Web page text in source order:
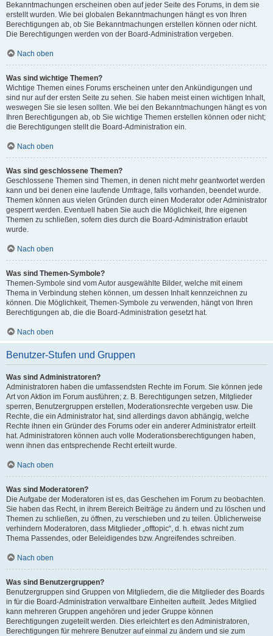
Bekanntmachungen erscheinen oben auf jeder Seite des Forums, in dem sie
erstellt wurden. Wie bei globalen Bekanntmachungen hängt es von Ihren
Berechtigungen ab, ob Sie Bekanntmachungen erstellen können oder nicht.
Die Berechtigungen werden von der Board-Administration vergeben.
Nach oben
Was sind wichtige Themen?
Wichtige Themen eines Forums erscheinen unter den Ankündigungen und
sind nur auf der ersten Seite zu sehen. Sie haben meist einen wichtigen Inhalt,
weswegen Sie sie lesen sollten. Wie bei den Bekanntmachungen hängt es von
Ihren Berechtigungen ab, ob Sie wichtige Themen erstellen können oder nicht;
die Berechtigungen stellt die Board-Administration ein.
Nach oben
Was sind geschlossene Themen?
Geschlossene Themen sind Themen, in denen nicht mehr geantwortet werden
kann und bei denen eine laufende Umfrage, falls vorhanden, beendet wurde.
Themen können aus vielen Gründen durch einen Moderator oder Administrator
gesperrt werden. Eventuell haben Sie auch die Möglichkeit, Ihre eigenen
Themen zu schließen, sofern dies durch die Board-Administration erlaubt
wurde.
Nach oben
Was sind Themen-Symbole?
Themen-Symbole sind vom Autor ausgewählte Bilder, welche mit einem
Thema in Verbindung stehen können, um dessen Inhalt kennzeichnen zu
können. Die Möglichkeit, Themen-Symbole zu verwenden, hängt von Ihren
Berechtigungen ab, die die Board-Administration gesetzt hat.
Nach oben
Benutzer-Stufen und Gruppen
Was sind Administratoren?
Administratoren haben die umfassendsten Rechte im Forum. Sie können jede
Art von Aktion im Forum ausführen; z. B. Berechtigungen setzen, Mitglieder
sperren, Benutzergruppen erstellen, Moderationsrechte vergeben usw. Die
Rechte, die ein Administrator hat, sind allerdings davon abhängig, welche
Rechte ihnen ein Gründer des Forums oder ein anderer Administrator erteilt
hat. Administratoren können auch volle Moderationsberechtigungen haben,
wenn ihnen das entsprechende Recht erteilt wurde.
Nach oben
Was sind Moderatoren?
Die Aufgabe der Moderatoren ist es, das Geschehen im Forum zu beobachten.
Sie haben das Recht, in ihrem Bereich Beiträge zu ändern und zu löschen und
Themen zu schließen, zu öffnen, zu verschieben und zu teilen. Üblicherweise
verhindern Moderatoren, dass Mitglieder „offtopic“, d. h. etwas nicht zum
Thema Passendes, oder Beleidigendes bzw. Angreifendes schreiben.
Nach oben
Was sind Benutzergruppen?
Benutzergruppen sind Gruppen von Mitgliedern, die die Mitglieder des Boards
in für die Board-Administration verwaltbare Einheiten aufteilt. Jedes Mitglied
kann mehreren Gruppen angehören und jeder Gruppe können
Berechtigungen zugeteilt werden. Dies erleichtert es den Administratoren,
Berechtigungen für mehrere Benutzer auf einmal zu ändern und sie zum